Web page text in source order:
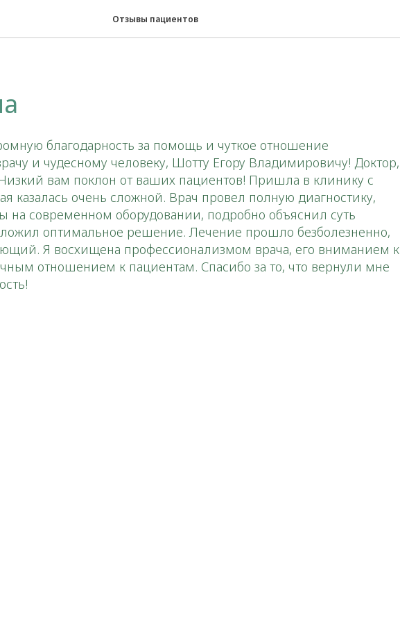
Отзывы пациентов
благодарность за помощь и чуткое отношение
и чудесному человеку, Шотту Егору Владимировичу! Доктор,
вам поклон от ваших пациентов! Пришла в клинику с
казалась очень сложной. Врач провел полную диагностику,
на современном оборудовании, подробно объяснил суть
оптимальное решение. Лечение прошло безболезненно,
Я восхищена профессионализмом врача, его вниманием к
отношением к пациентам. Спасибо за то, что вернули мне